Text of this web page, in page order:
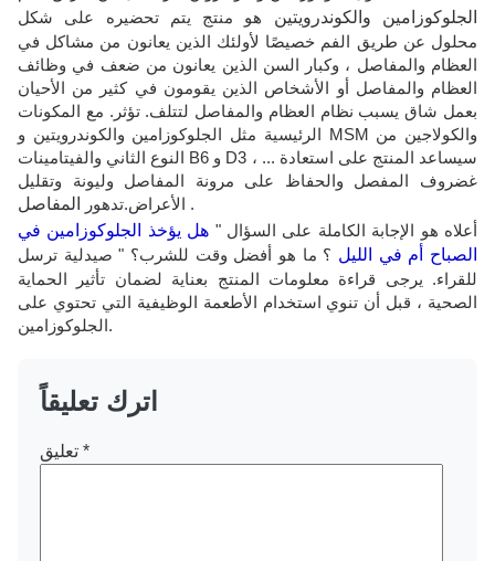
الجلوكوزامين والكوندرويتين هو منتج يتم تحضيره على شكل
محلول عن طريق الفم خصيصًا لأولئك الذين يعانون من مشاكل في
العظام والمفاصل ، وكبار السن الذين يعانون من ضعف في وظائف
العظام والمفاصل أو الأشخاص الذين يقومون في كثير من الأحيان
بعمل شاق يسبب نظام العظام والمفاصل لتتلف. تؤثر. مع المكونات
الرئيسية مثل الجلوكوزامين والكوندرويتين و MSM والكولاجين من
النوع الثاني والفيتامينات B6 و D3 ، ... سيساعد المنتج على استعادة
غضروف المفصل والحفاظ على مرونة المفاصل وليونة وتقليل
الأعراض.تدهور
المفاصل
.
أعلاه هو الإجابة الكاملة على السؤال " هل يؤخذ الجلوكوزامين في
الصباح أم في الليل ؟ ما هو أفضل وقت للشرب؟ " صيدلية ترسل
للقراء. يرجى قراءة معلومات المنتج بعناية لضمان تأثير الحماية
الصحية ، قبل أن تنوي استخدام الأطعمة الوظيفية التي تحتوي على
الجلوكوزامين.
اترك تعليقاً
*